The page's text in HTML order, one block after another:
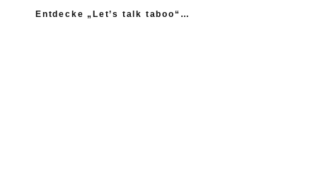
Entdecke „Let’s talk taboo“…